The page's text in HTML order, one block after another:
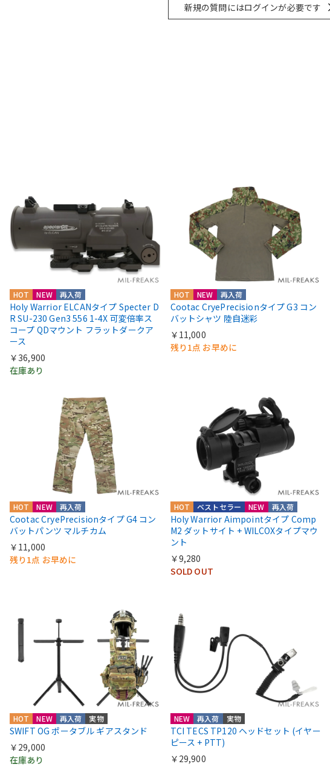
新規の質問にはログインが必要です
HOT NEW 再入荷
Holy Warrior ELCANタイプ Specter D
R SU-230 Gen3 556 1-4X 可変倍率ス
コープ QDマウント フラットダークア
ース
￥36,900
在庫あり
HOT NEW 再入荷
Cootac CryePrecisionタイプ G3 コン
バットシャツ 陸自迷彩
￥11,000
残り1点 お早めに
HOT NEW 再入荷
Cootac CryePrecisionタイプ G4 コン
バットパンツ マルチカム
￥11,000
残り1点 お早めに
HOT NEW 再入荷
ベストセラー
Holy Warrior Aimpointタイプ Comp
M2 ダットサイト + WILCOXタイプマウ
ント
￥9,280
SOLD OUT
HOT NEW 再入荷 実物
SWIFT OG ポータブル ギアスタンド
￥29,000
在庫あり
NEW 再入荷 実物
TCI TECS TP120 ヘッドセット (イヤー
ピース + PTT)
￥29,900